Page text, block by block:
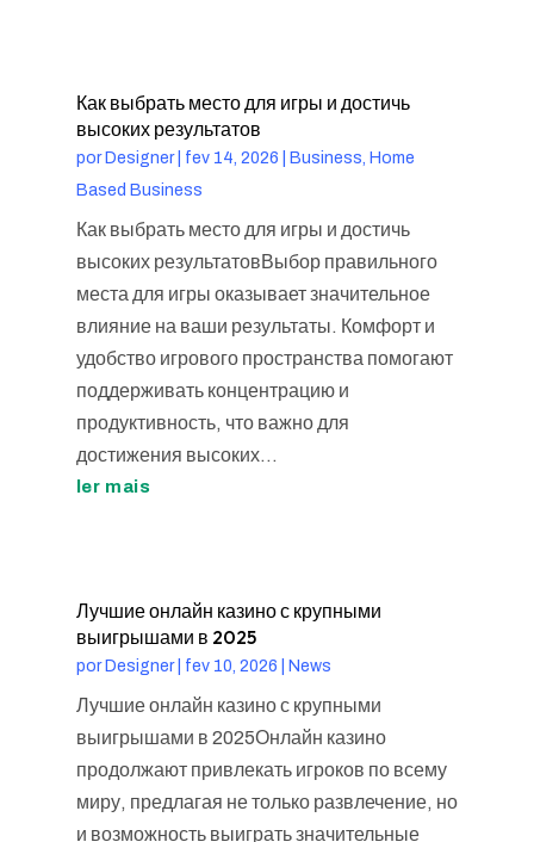
Как выбрать место для игры и достичь
высоких результатов
por Designer| fev 14, 2026
Business, Home
Based Business
Как выбрать место для игры и достичь
высоких результатовВыбор правильного
места для игры оказывает значительное
влияние на ваши результаты. Комфорт и
удобство игрового пространства помогают
поддерживать концентрацию и
продуктивность, что важно для
достижения высоких...
ler mais
Лучшие онлайн казино с крупными
выигрышами в 2025
por Designer| fev 10, 2026 News
Лучшие онлайн казино с крупными
выигрышами в 2025Онлайн казино
продолжают привлекать игроков по всему
миру, предлагая не только развлечение, но
и возможность выиграть значительные